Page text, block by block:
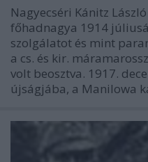
Nagyecséri Kánitz
főhadnagya 1914
szolgálatot és mint
a cs. és kir.
volt beosztva. 1917.
újságjába, a Manilowa